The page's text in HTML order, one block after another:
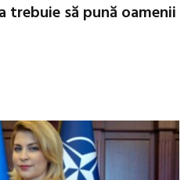
trebuie să pună oamenii